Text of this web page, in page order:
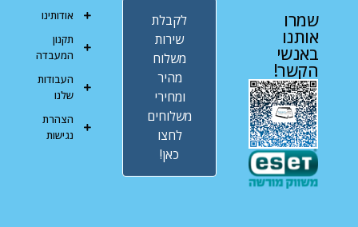
שמרו
אותנו
באנשי
הקשר!
לקבלת
שירות
משלוח
מהיר
ומחירי
משלוחים
לחצו
כאן!
אודותינו
תקנון
המעבדה
העבודות
שלנו
הצהרת
נגישות